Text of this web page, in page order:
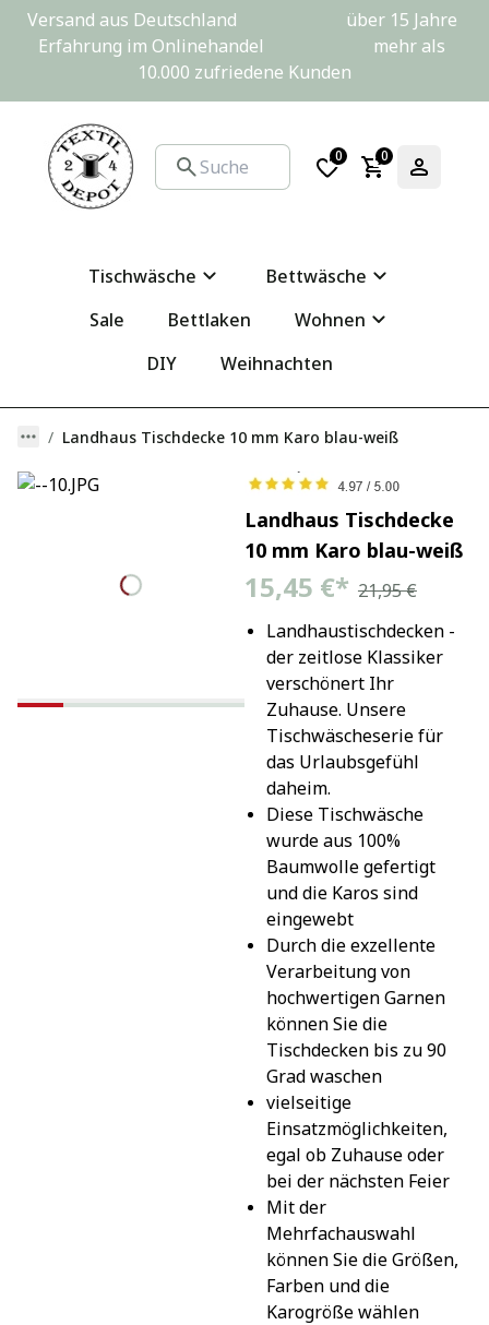
Versand aus Deutschland                         über 15 Jahre
Erfahrung im Onlinehandel                         mehr als
10.000 zufriedene Kunden
0 0
Tischwäsche
Bettwäsche
Sale
Bettlaken
Wohnen
DIY
Weihnachten
Landhaus Tischdecke 10 mm Karo blau-weiß
Landhaus Tischdecke
10 mm Karo blau-weiß
15,45 €* 21,95 €
Landhaustischdecken -
der zeitlose Klassiker
verschönert Ihr
Zuhause. Unsere
Tischwäscheserie für
das Urlaubsgefühl
daheim.
Diese Tischwäsche
wurde aus 100%
Baumwolle gefertigt
und die Karos sind
eingewebt
Durch die exzellente
Verarbeitung von
hochwertigen Garnen
können Sie die
Tischdecken bis zu 90
Grad waschen
vielseitige
Einsatzmöglichkeiten,
egal ob Zuhause oder
bei der nächsten Feier
Mit der
Mehrfachauswahl
können Sie die Größen,
Farben und die
Karogröße wählen